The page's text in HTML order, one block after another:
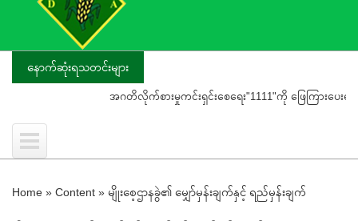
နောက်ဆုံးရသတင်းများ
အဂတိလိုက်စားမှုကင်းရှင်းစေရေး"1111"ကို ဖြေကြားပေးရန် ပြည်သူသို့ သတိ
Home » Content » မျိုးစေ့ဌာနခွဲ၏ မျှော်မှန်းချက်နှင့် ရည်မှန်းချက်